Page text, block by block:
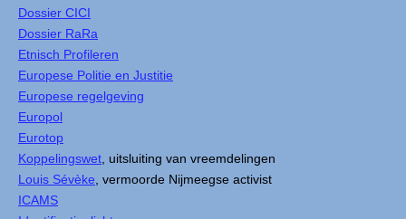
Dossier CICI
Dossier RaRa
Etnisch Profileren
Europese Politie en Justitie
Europese regelgeving
Europol
Eurotop
Koppelingswet , uitsluiting van vreemdelingen
Louis Sévèke , vermoorde Nijmeegse activist
ICAMS